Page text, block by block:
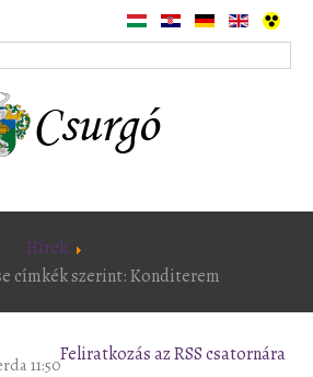
Hírek
címkék szerint: Konditerem
Feliratkozás az RSS csatornára
11:50